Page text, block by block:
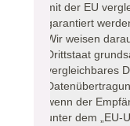
mit der EU
garantiert
Wir weisen
Drittstaat
vergleichbares
wenn der
unter dem „EU-